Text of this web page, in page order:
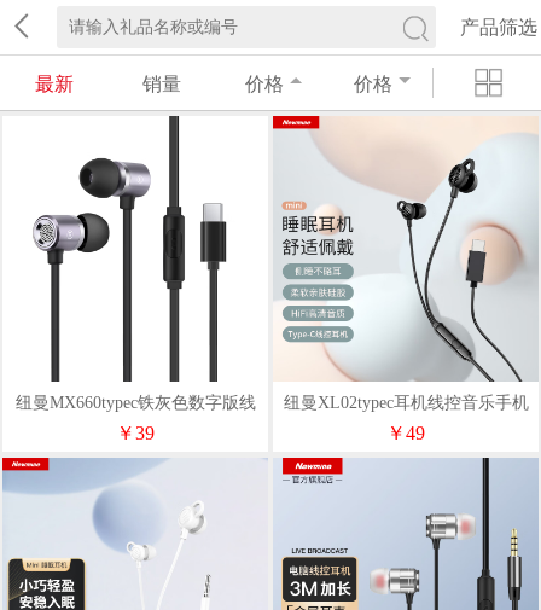
产品筛选
最新 销量 价格 价格
纽曼MX660typec铁灰色数字版线
控耳机锖色
￥39
纽曼XL02typec耳机线控音乐手机
数字耳机多色
￥49